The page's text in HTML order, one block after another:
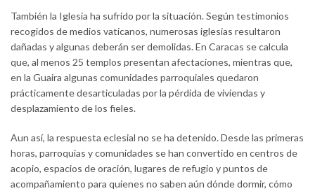
También la Iglesia ha sufrido por la situación. Según testimonios
recogidos de medios vaticanos, numerosas iglesias resultaron
dañadas y algunas deberán ser demolidas. En Caracas se calcula
que, al menos 25 templos presentan afectaciones, mientras que,
en la Guaira algunas comunidades parroquiales quedaron
prácticamente desarticuladas por la pérdida de viviendas y
desplazamiento de los fieles.
Aun así, la respuesta eclesial no se ha detenido. Desde las primeras
horas, parroquias y comunidades se han convertido en centros de
acopio, espacios de oración, lugares de refugio y puntos de
acompañamiento para quienes no saben aún dónde dormir, cómo